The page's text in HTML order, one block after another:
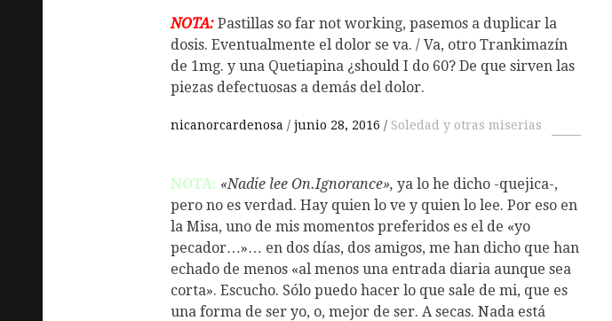
NOTA: Pastillas so far not working, pasemos a duplicar la
dosis. Eventualmente el dolor se va. / Va, otro Trankimazín
de 1mg. y una Quetiapina ¿should I do 60? De que sirven las
piezas defectuosas a demás del dolor.
nicanorcardenosa junio 28, 2016 Soledad y otras miserias
NOTA: «Nadie lee On.Ignorance», ya lo he dicho -quejica-,
pero no es verdad. Hay quien lo ve y quien lo lee. Por eso en
la Misa, uno de mis momentos preferidos es el de «yo
pecador…»… en dos días, dos amigos, me han dicho que han
echado de menos «al menos una entrada diaria aunque sea
corta». Escucho. Sólo puedo hacer lo que sale de mi, que es
una forma de ser yo, o, mejor de ser. A secas. Nada está